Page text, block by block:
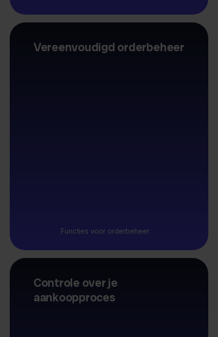
Vereenvoudigd orderbeheer
Functies voor orderbeheer
Controle over je
aankoopproces